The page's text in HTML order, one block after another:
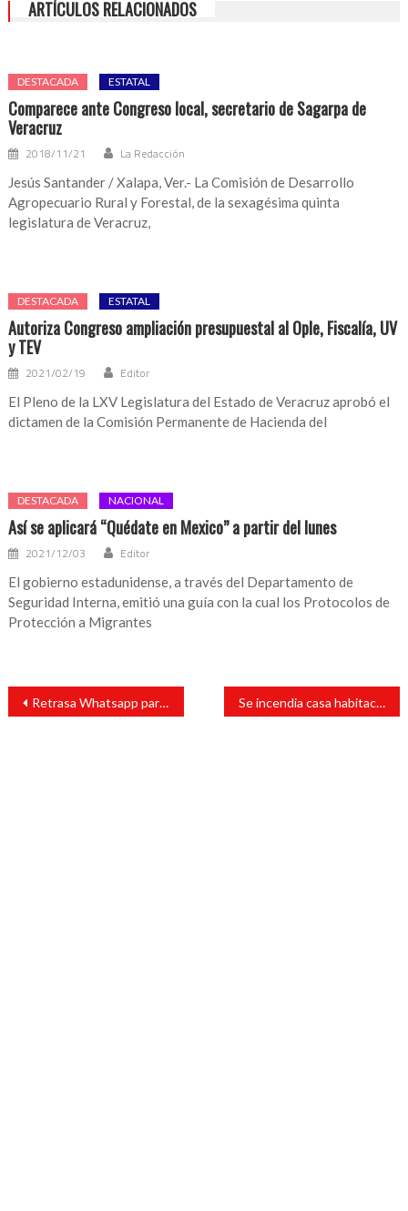
ARTÍCULOS RELACIONADOS
DESTACADA ESTATAL
Comparece ante Congreso local, secretario de Sagarpa de
Veracruz
2018/11/21 La Redacción
Jesús Santander / Xalapa, Ver.- La Comisión de Desarrollo
Agropecuario Rural y Forestal, de la sexagésima quinta
legislatura de Veracruz,
DESTACADA ESTATAL
Autoriza Congreso ampliación presupuestal al Ople, Fiscalía, UV
y TEV
2021/02/19 Editor
El Pleno de la LXV Legislatura del Estado de Veracruz aprobó el
dictamen de la Comisión Permanente de Hacienda del
DESTACADA NACIONAL
Así se aplicará “Quédate en Mexico” a partir del lunes
2021/12/03 Editor
El gobierno estadunidense, a través del Departamento de
Seguridad Interna, emitió una guía con la cual los Protocolos de
Protección a Migrantes
Navegación
entradas
Retrasa Whatsapp para después de mayo el cambio de los términos de su servicio Se incendia casa habitación en Catmaco